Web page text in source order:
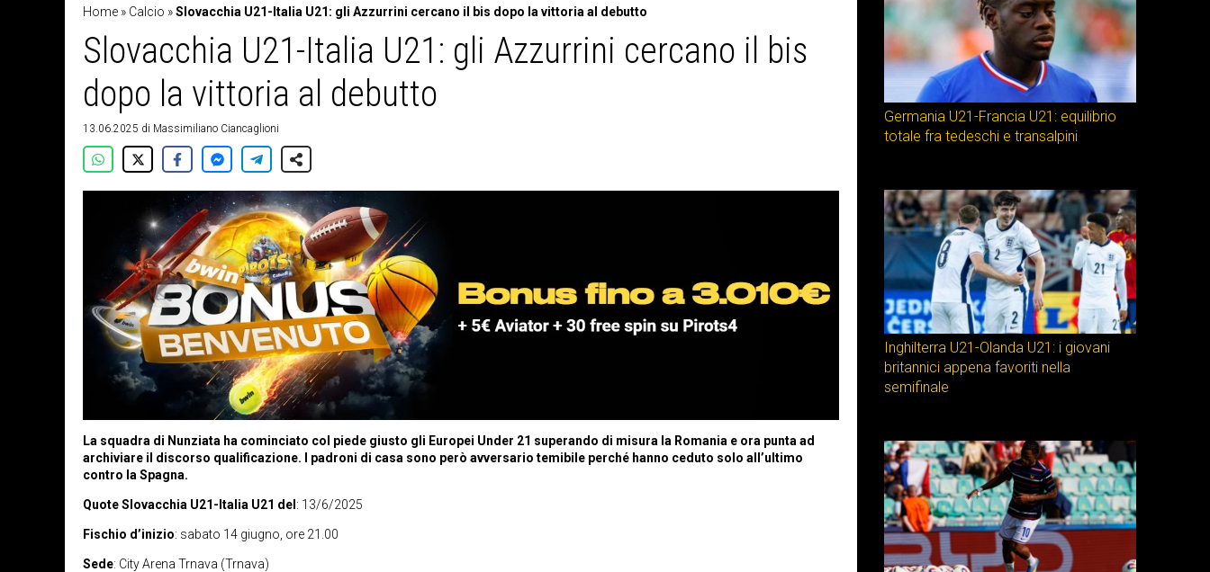
Home » Calcio »Slovacchia U21-Italia U21: gli Azzurrini cercano il bis dopo la vittoria al debutto
Slovacchia U21-Italia U21: gli Azzurrini cercano il bis
dopo la vittoria al debutto
13.06.2025 di Massimiliano Ciancaglioni
La squadra di Nunziata ha cominciato col piede giusto gli Europei Under 21 superando di misura la Romania e ora punta ad
archiviare il discorso qualificazione. I padroni di casa sono però avversario temibile perché hanno ceduto solo all’ultimo
contro la Spagna.
Quote Slovacchia U21-Italia U21 del: 13/6/2025
Fischio d’inizio: sabato 14 giugno, ore 21.00
Sede: City Arena Trnava (Trnava)
Germania U21-Francia U21: equilibrio
totale fra tedeschi e transalpini
Inghilterra U21-Olanda U21: i giovani
britannici appena favoriti nella
semifinale